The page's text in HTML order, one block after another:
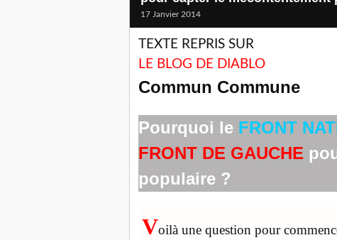
17 Janvier 2014
TEXTE REPRIS SUR
LE BLOG DE DIABLO
Commun Commune
Pourquoi le FRONT
FRONT DE GAUCHE
populaire ?
Voilà une question pour